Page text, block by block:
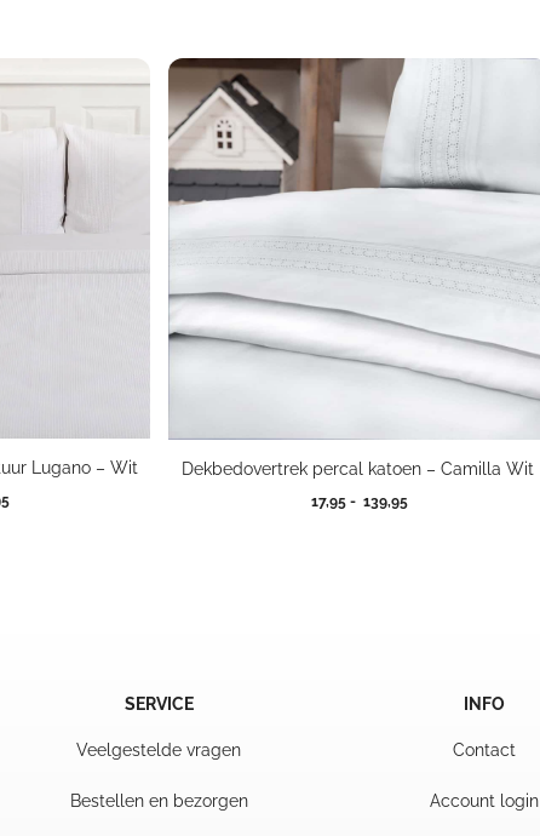
Lugano – Wit
Prijsklasse:
Dekbedovertrek percal katoen – Camilla Wit
17,95 - 139,95
SERVICE
Veelgestelde vragen
Bestellen en bezorgen
INFO
Contact
Account login